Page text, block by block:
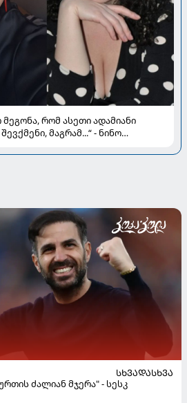
მეგონა, რომ ასეთი ადამიანი
მაგრამ...“ - ნინო
ᲡᲮᲕᲐᲓᲐᲡᲮᲕᲐ
ძალიან მჯერა" - სესკ